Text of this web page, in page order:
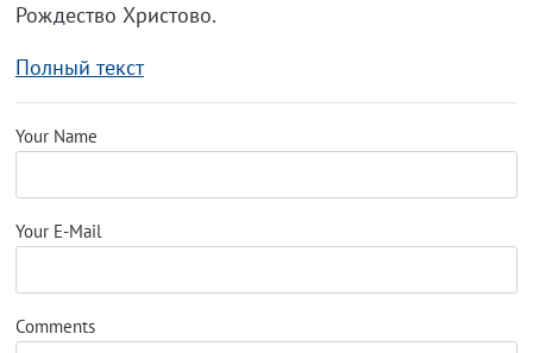
Рождество Христово.
Полный текст
Your Name
Your E-Mail
Comments